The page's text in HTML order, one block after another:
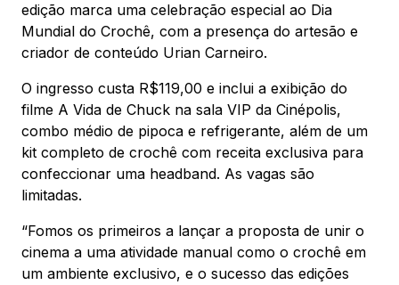
edição marca uma celebração especial ao Dia
Mundial do Crochê, com a presença do artesão e
criador de conteúdo Urian Carneiro.
O ingresso custa R$119,00 e inclui a exibição do
filme A Vida de Chuck na sala VIP da Cinépolis,
combo médio de pipoca e refrigerante, além de um
kit completo de crochê com receita exclusiva para
confeccionar uma headband. As vagas são
limitadas.
“Fomos os primeiros a lançar a proposta de unir o
cinema a uma atividade manual como o crochê em
um ambiente exclusivo, e o sucesso das edições